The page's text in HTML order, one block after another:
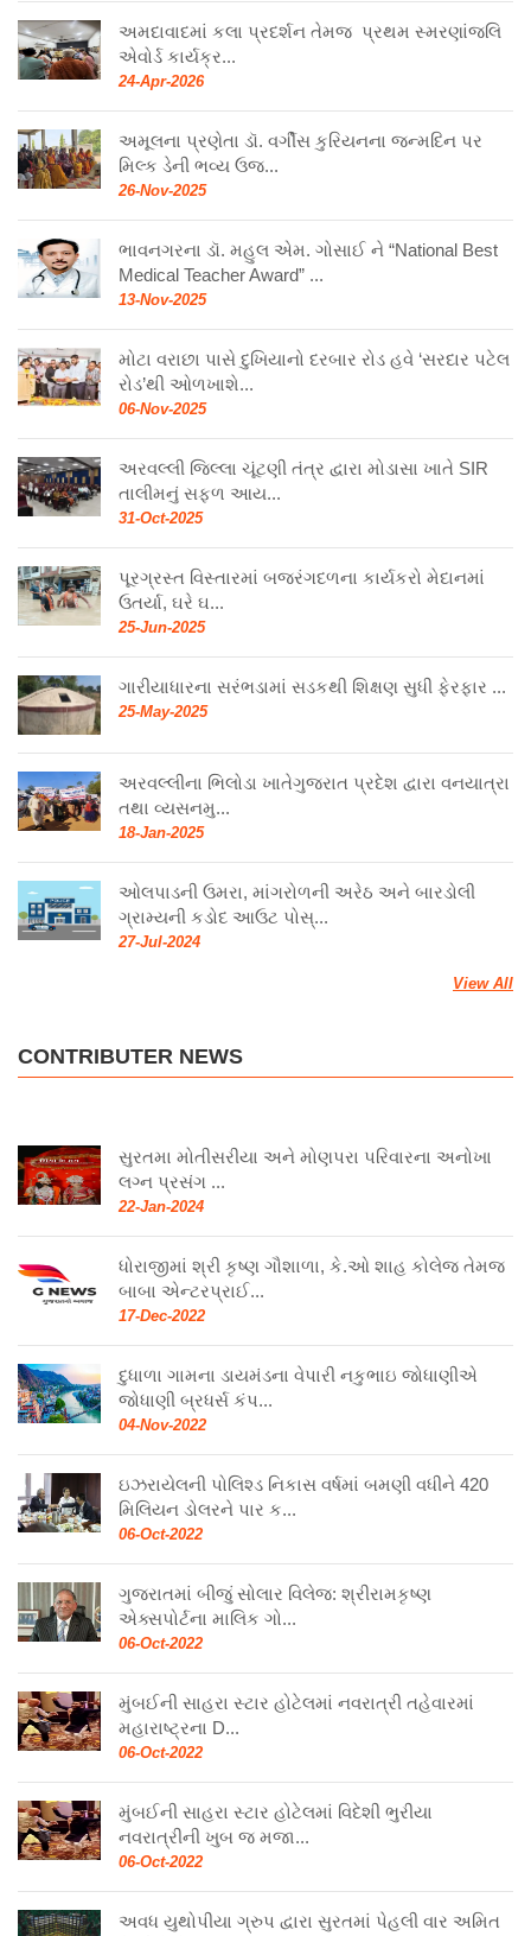
અમદાવાદમાં કલા પ્રદર્શન તેમજ પ્રથમ સ્મરણાંજલિ
એવોર્ડ કાર્યક્ર...
24-Apr-2026
અમૂલના પ્રણેતા ડૉ. વર્ગીસ કુરિયનના જન્મદિન પર
મિલ્ક ડેની ભવ્ય ઉજ...
26-Nov-2025
ભાવનગરના ડૉ. મહુલ એમ. ગોસાઈ ને “National Best
Medical Teacher Award” ...
13-Nov-2025
મોટા વરાછા પાસે દુખિયાનો દરબાર રોડ હવે ‘સરદાર પટેલ
રોડ’થી ઓળખાશે...
06-Nov-2025
અરવલ્લી જિલ્લા ચૂંટણી તંત્ર દ્વારા મોડાસા ખાતે SIR
તાલીમનું સફળ આય...
31-Oct-2025
પૂરગ્રસ્ત વિસ્તારમાં બજરંગદળના કાર્યકરો મેદાનમાં
ઉતર્યા, ઘરે ઘ...
25-Jun-2025
ગારીયાધારના સરંભડામાં સડકથી શિક્ષણ સુધી ફેરફાર ...
25-May-2025
અરવલ્લીના ભિલોડા ખાતેગુજરાત પ્રદેશ દ્વારા વનયાત્રા
તથા વ્યસનમુ...
18-Jan-2025
ઓલપાડની ઉમરા, માંગરોળની અરેઠ અને બારડોલી
ગ્રામ્યની કડોદ આઉટ પોસ્...
27-Jul-2024
View All
CONTRIBUTER NEWS
સુરતમા મોતીસરીયા અને મોણપરા પરિવારના અનોખા
લગ્ન પ્રસંગ ...
22-Jan-2024
ધોરાજીમાં શ્રી કૃષ્ણ ગૌશાળા, કે.ઓ શાહ કોલેજ તેમજ
બાબા એન્ટરપ્રાઈ...
17-Dec-2022
દુધાળા ગામના ડાયમંડના વેપારી નકુભાઇ જોધાણીએ
જોધાણી બ્રધર્સ કંપ...
04-Nov-2022
ઇઝરાયેલની પોલિશ્ડ નિકાસ વર્ષમાં બમણી વધીને 420
મિલિયન ડોલરને પાર ક...
06-Oct-2022
ગુજરાતમાં બીજું સોલાર વિલેજ: શ્રીરામકૃષ્ણ
એક્સપોર્ટના માલિક ગો...
06-Oct-2022
મુંબઈની સાહરા સ્ટાર હોટેલમાં નવરાત્રી તહેવારમાં
મહારાષ્ટ્રના D...
06-Oct-2022
મુંબઈની સાહરા સ્ટાર હોટેલમાં વિદેશી ભુરીયા
નવરાત્રીની ખુબ જ મજા...
06-Oct-2022
અવધ યુથોપીયા ગ્રુપ દ્વારા સુરતમાં પેહલી વાર અમિત